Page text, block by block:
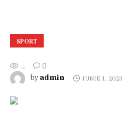
SPORT
...
0
by admin IUNIE 1, 2023